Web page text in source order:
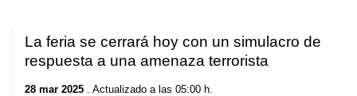
La feria se cerrará hoy con un simulacro de
respuesta a una amenaza terrorista
28 mar 2025 . Actualizado a las 05:00 h.